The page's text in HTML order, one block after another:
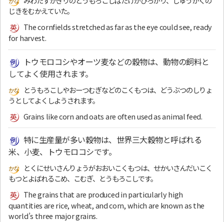
じきをむかえていた。
The cornfields stretched as far as the eye could see, ready
for harvest.
トウモロコシやオーツ麦などの穀物は、動物の飼料と
してよく使用されます。
とうもろこしやおーつむぎなどのこくもつは、どうぶつのしりょ
うとしてよくしようされます。
Grains like corn and oats are often used as animal feed.
特に生産量が多い穀物は、世界三大穀物と呼ばれる
米、小麦、トウモロコシです。
とくにせいさんりょうがおおいこくもつは、せかいさんだいこく
もつとよばれるこめ、こむぎ、とうもろこしです。
The grains that are produced in particularly high
quantities are rice, wheat, and corn, which are known as the
world’s three major grains.